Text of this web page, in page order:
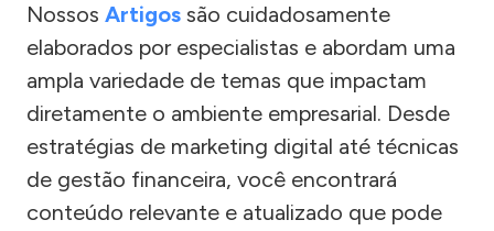
Nossos Artigos são cuidadosamente
elaborados por especialistas e abordam uma
ampla variedade de temas que impactam
diretamente o ambiente empresarial. Desde
estratégias de marketing digital até técnicas
de gestão financeira, você encontrará
conteúdo relevante e atualizado que pode